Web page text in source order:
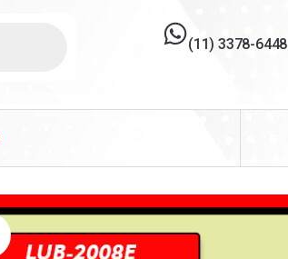
(11) 3378-6448